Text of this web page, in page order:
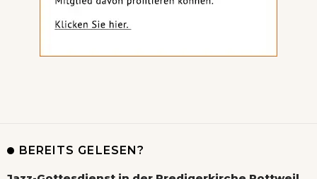
BEREITS GELESEN?